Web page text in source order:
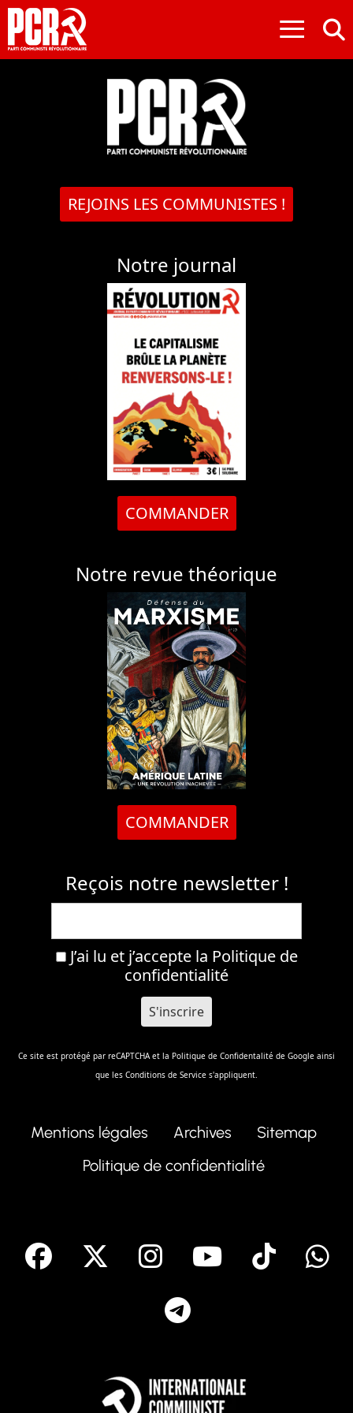
≡
REJOINS LES COMMUNISTES !
Notre journal
COMMANDER
Notre revue théorique
COMMANDER
Reçois notre newsletter !
J’ai lu et j’accepte la Politique de
confidentialité
Ce site est protégé par reCAPTCHA et la Politique de Confidentalité de Google ainsi
que les Conditions de Service s'appliquent.
Mentions légales Archives
Sitemap
Politique de confidentialité
facebook Instagram
Youtube
Tik